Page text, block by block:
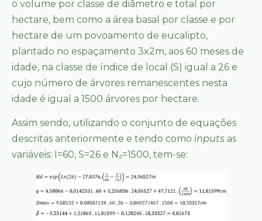
o volume por classe de diâmetro e total por
hectare, bem como a área basal por classe e por
hectare de um povoamento de eucalipto,
plantado no espaçamento 3x2m, aos 60 meses de
idade, na classe de índice de local (S) igual a 26 e
cujo número de árvores remanescentes nesta
idade é igual a 1500 árvores por hectare.
Assim sendo, utilizando o conjunto de equações
descritas anteriormente e tendo como inputs as
variáveis: I=60, S=26 e N₂=1500, tem-se: